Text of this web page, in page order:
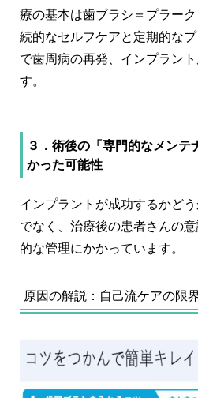
療の基本は歯ブラシ＝プラー
続的なセルフケアと定期的な
で歯周病の再発、インプラン
す。
３．術後の「専門的なメンテ
かった可能性
インプラントが成功するかど
でなく、治療後の患者さんの
的な管理にかかっています。
原因の解説：自己流ケアの限